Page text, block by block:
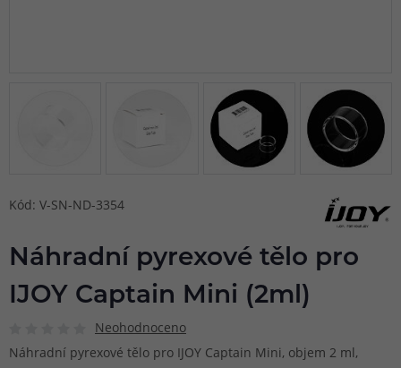
Kód: V-SN-ND-3354
Náhradní pyrexové tělo pro
IJOY Captain Mini (2ml)
Neohodnoceno
Náhradní pyrexové tělo pro IJOY Captain Mini, objem 2 ml,